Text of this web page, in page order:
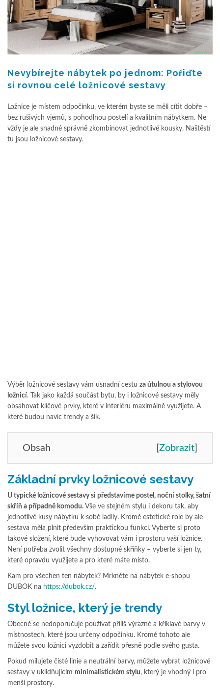
Nevybírejte nábytek po jednom: Pořiďte
si rovnou celé ložnicové sestavy
Ložnice je místem odpočinku, ve kterém byste se měli cítit dobře –
bez rušivých vjemů, s pohodlnou postelí a kvalitním nábytkem. Ne
vždy je ale snadné správně zkombinovat jednotlivé kousky. Naštěstí
tu jsou ložnicové sestavy.
Výběr ložnicové sestavy vám usnadní cestu za útulnou a stylovou
ložnicí. Tak jako každá součást bytu, by i ložnicové sestavy měly
obsahovat klíčové prvky, které v interiéru maximálně využijete. A
které budou navíc trendy a šik.
Obsah [Zobrazit]
Základní prvky ložnicové sestavy
U typické ložnicové sestavy si představíme postel, noční stolky, šatní
skříň a případně komodu. Vše ve stejném stylu i dekoru tak, aby
jednotlivé kusy nábytku k sobě ladily. Kromě estetické role by ale
sestava měla plnit především praktickou funkci. Vyberte si proto
takové složení, které bude vyhovovat vám i prostoru vaší ložnice.
Není potřeba zvolit všechny dostupné skříňky – vyberte si jen ty,
které opravdu využijete a pro které máte místo.
Kam pro všechen ten nábytek? Mrkněte na nábytek e-shopu
DUBOK na https://dubok.cz/.
Styl ložnice, který je trendy
Obecně se nedoporučuje používat příliš výrazné a křiklavé barvy v
místnostech, které jsou určeny odpočinku. Kromě tohoto ale
můžete svou ložnici vyzdobit a zařídit přesně podle svého gusta.
Pokud milujete čisté linie a neutrální barvy, můžete vybrat ložnicové
sestavy v uklidňujícím minimalistickém stylu, který je vhodný i pro
menší prostory.